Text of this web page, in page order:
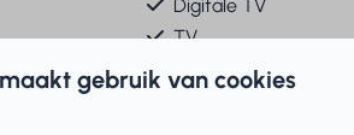
Digitale TV
TV
CD speler
gebruik van cookies